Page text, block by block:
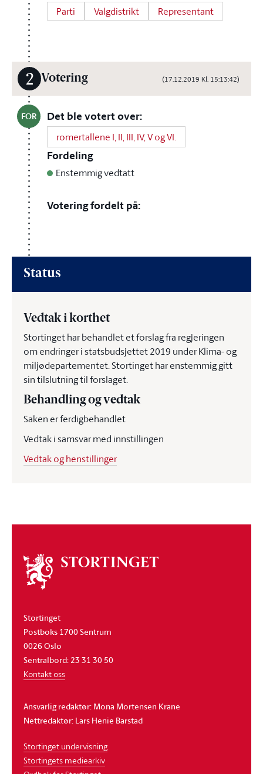
Parti Valgdistrikt Representant
2 Votering (17.12.2019 Kl. 15:13:42)
FOR Det ble votert over:
romertallene I, II, III, IV, V og VI.
Fordeling
Enstemmig vedtatt
Votering fordelt på:
Status
Vedtak i korthet
Stortinget har behandlet et forslag fra regjeringen
om endringer i statsbudsjettet 2019 under Klima- og
miljødepartementet. Stortinget har enstemmig gitt
sin tilslutning til forslaget.
Behandling og vedtak
Saken er ferdigbehandlet
Vedtak i samsvar med innstillingen
Vedtak og henstillinger
Om
stortinget
Stortinget
Postboks 1700 Sentrum
0026 Oslo
Sentralbord: 23 31 30 50
Kontakt oss
Ansvarlig redaktør: Mona Mortensen Krane
Nettredaktør: Lars Henie Barstad
Stortinget undervisning
Stortingets mediearkiv